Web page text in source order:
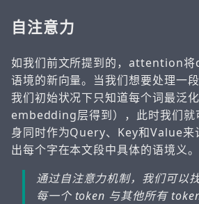
自注意力
如我们前文所提到的，attention将
语境的新向量。当我们想要处理一
我们初始状况下只知道每个词最泛
embedding层得到），此时我们就
身同时作为Query、Key和Value
出每个字在本文段中具体的语境义。
通过自注意力机制，我们可以
每一个 token 与其他所有